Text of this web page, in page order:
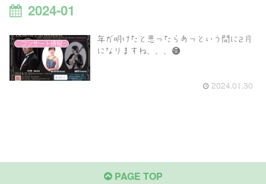
2024-01
コンサート情報
年が明けたと思ったらあっという間に2月
になりますね、、、😅
2024.01.30
PAGE TOP